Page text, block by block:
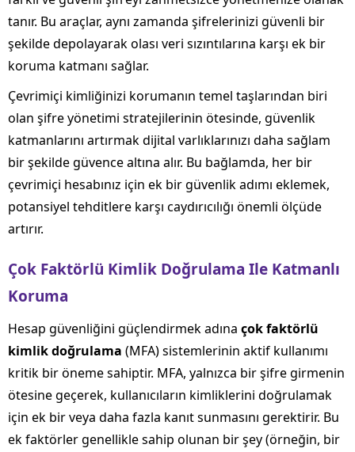
tanır. Bu araçlar, aynı zamanda şifrelerinizi güvenli bir
şekilde depolayarak olası veri sızıntılarına karşı ek bir
koruma katmanı sağlar.
Çevrimiçi kimliğinizi korumanın temel taşlarından biri
olan şifre yönetimi stratejilerinin ötesinde, güvenlik
katmanlarını artırmak dijital varlıklarınızı daha sağlam
bir şekilde güvence altına alır. Bu bağlamda, her bir
çevrimiçi hesabınız için ek bir güvenlik adımı eklemek,
potansiyel tehditlere karşı caydırıcılığı önemli ölçüde
artırır.
Çok Faktörlü Kimlik Doğrulama Ile Katmanlı
Koruma
Hesap güvenliğini güçlendirmek adına çok faktörlü
kimlik doğrulama (MFA) sistemlerinin aktif kullanımı
kritik bir öneme sahiptir. MFA, yalnızca bir şifre girmenin
ötesine geçerek, kullanıcıların kimliklerini doğrulamak
için ek bir veya daha fazla kanıt sunmasını gerektirir. Bu
ek faktörler genellikle sahip olunan bir şey (örneğin, bir